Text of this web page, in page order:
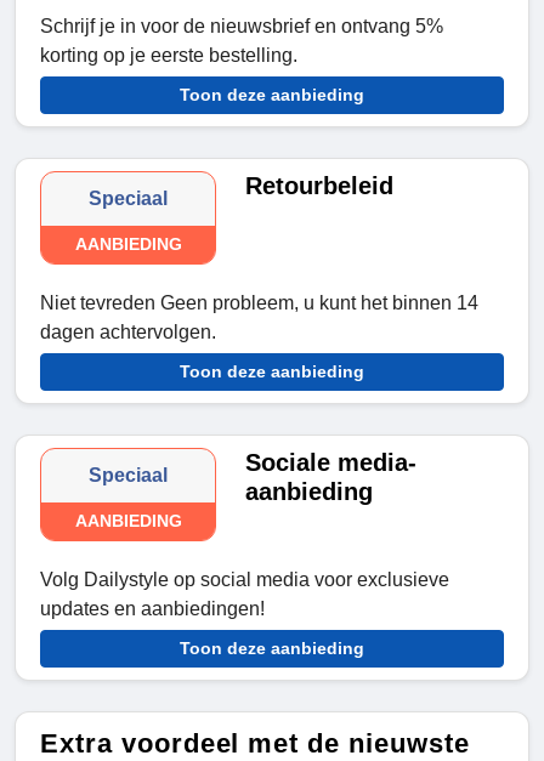
Schrijf je in voor de nieuwsbrief en ontvang 5%
korting op je eerste bestelling.
Toon deze aanbieding
Speciaal
AANBIEDING
Retourbeleid
Niet tevreden Geen probleem, u kunt het binnen 14
dagen achtervolgen.
Toon deze aanbieding
Speciaal
AANBIEDING
Sociale media-
aanbieding
Volg Dailystyle op social media voor exclusieve
updates en aanbiedingen!
Toon deze aanbieding
Extra voordeel met de nieuwste